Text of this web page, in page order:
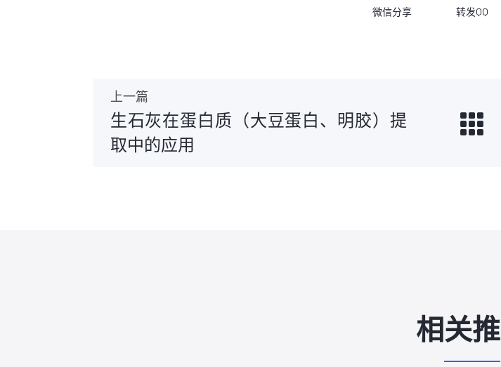
微信分享 转发QQ
上一篇
生石灰在蛋白质（大豆蛋白、明胶）提
取中的应用
相关